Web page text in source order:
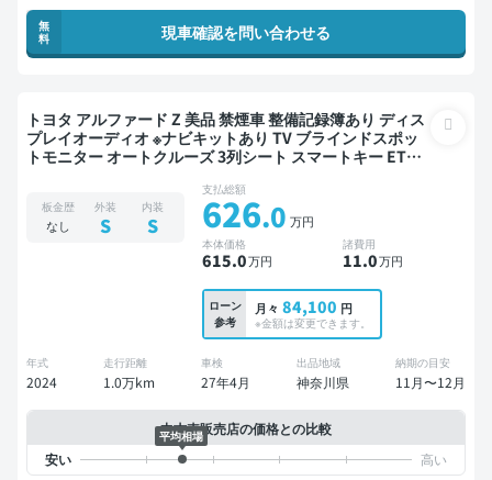
無
料
現車確認を問い合わせる
トヨタ アルファード Z 美品 禁煙車 整備記録簿あり ディス
プレイオーディオ ※ナビキットあり TV ブラインドスポッ
トモニター オートクルーズ 3列シート スマートキー ETC
ドライブレコーダー 衝突軽減 両側電動スライドドア 7人乗
板金歴
なし
外装
S
内装
S
支払総額
626.0 万円
本体価格
615.0万円
諸費用
11.0万円
ローン
参考
月々 84,100 円
※金額は変更できます。
年式
2024
走行距離
1.0万km
車検
27年4月
出品地域
神奈川県
納期の目安
11月〜12月
中古車販売店の価格との比較
平均相場